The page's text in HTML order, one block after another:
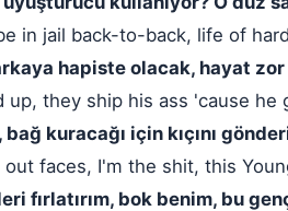
in jail back-to-back, life of
hapiste olacak, hayat
up, they ship his ass 'cause he
kuracağı için kıçını
faces, I'm the shit, this
fırlatırım, bok benim, bu